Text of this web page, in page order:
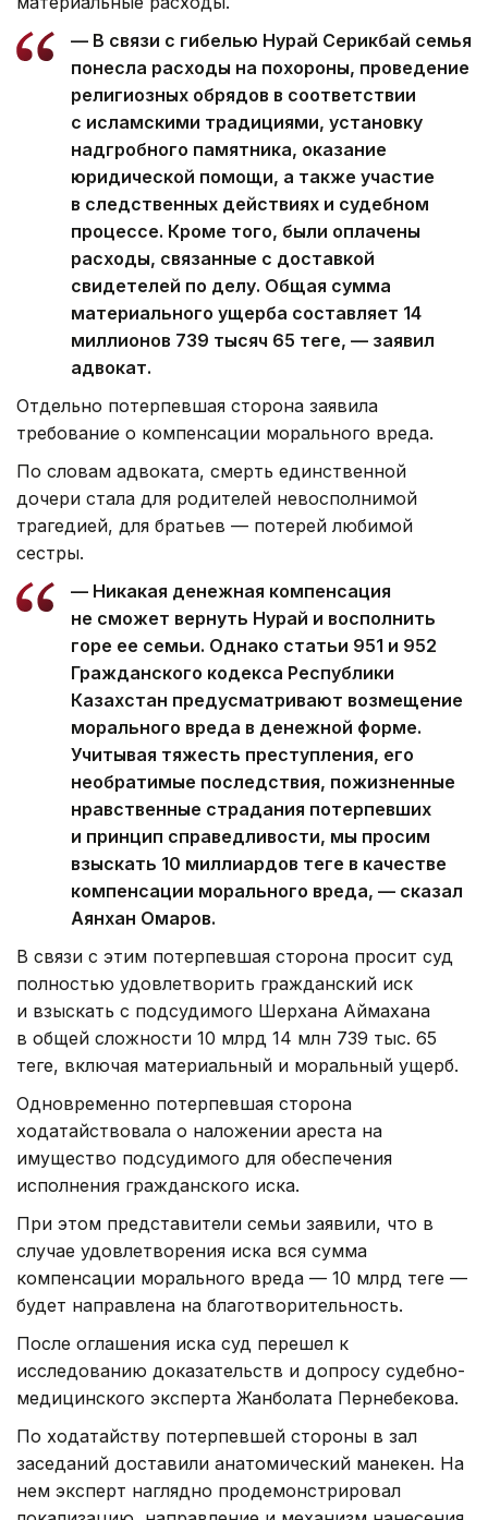
— В связи с гибелью Нурай Серикбай семья
понесла расходы на похороны, проведение
религиозных обрядов в соответствии
с исламскими традициями, установку
надгробного памятника, оказание
юридической помощи, а также участие
в следственных действиях и судебном
процессе. Кроме того, были оплачены
расходы, связанные с доставкой
свидетелей по делу. Общая сумма
материального ущерба составляет 14
миллионов 739 тысяч 65 теңге, — заявил
адвокат.
Отдельно потерпевшая сторона заявила
требование о компенсации морального вреда.
По словам адвоката, смерть единственной
дочери стала для родителей невосполнимой
трагедией, для братьев — потерей любимой
сестры.
— Никакая денежная компенсация
не сможет вернуть Нурай и восполнить
горе ее семьи. Однако статьи 951 и 952
Гражданского кодекса Республики
Казахстан предусматривают возмещение
морального вреда в денежной форме.
Учитывая тяжесть преступления, его
необратимые последствия, пожизненные
нравственные страдания потерпевших
и принцип справедливости, мы просим
взыскать 10 миллиардов теңге в качестве
компенсации морального вреда, — сказал
Аянхан Омаров.
В связи с этим потерпевшая сторона просит суд
полностью удовлетворить гражданский иск
и взыскать с подсудимого Шерхана Аймахана
в общей сложности 10 млрд 14 млн 739 тыс. 65
теңге, включая материальный и моральный ущерб.
Одновременно потерпевшая сторона
ходатайствовала о наложении ареста на
имущество подсудимого для обеспечения
исполнения гражданского иска.
При этом представители семьи заявили, что в
случае удовлетворения иска вся сумма
компенсации морального вреда — 10 млрд теңге —
будет направлена на благотворительность.
После оглашения иска суд перешел к
исследованию доказательств и допросу судебно-
медицинского эксперта Жанболата Пернебекова.
По ходатайству потерпевшей стороны в зал
заседаний доставили анатомический манекен. На
нем эксперт наглядно продемонстрировал